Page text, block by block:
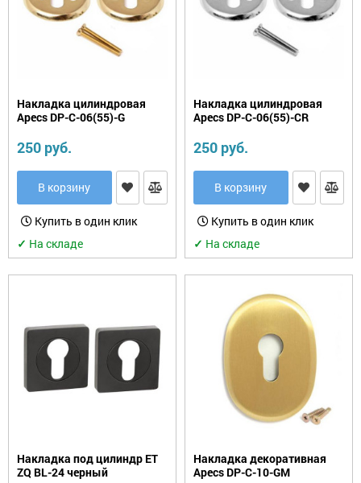
Накладка цилиндровая
Apecs DP-C-06(55)-G
250 руб.
В корзину
Купить в один клик
✓ На складе
Накладка цилиндровая
Apecs DP-C-06(55)-CR
250 руб.
В корзину
Купить в один клик
✓ На складе
Накладка под цилиндр ET
ZQ BL-24 черный
Накладка декоративная
Apecs DP-C-10-GM